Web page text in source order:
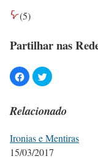
(5)
Partilhar nas
Relacionado
Ironias e Mentiras
15/03/2017